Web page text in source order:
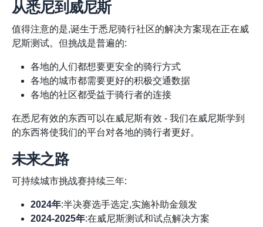
从悉尼到威尼斯
值得注意的是,诞生于悉尼骑行社区的解决方案现在正在威
尼斯测试。但挑战是普遍的:
各地的人们都想要更安全的骑行方式
各地的城市都需要更好的积极交通数据
各地的社区都受益于骑行者的连接
在悉尼有效的东西可以在威尼斯有效 - 我们在威尼斯学到
的东西将使我们的平台对各地的骑行者更好。
未来之路
可持续城市挑战赛持续三年:
2024年:半决赛选手选定,实施补助金颁发
2024-2025年:在威尼斯测试和试点解决方案